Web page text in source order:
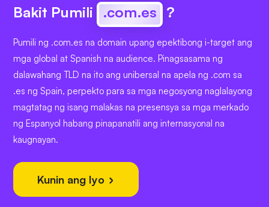
Bakit Pumili .com.es ?
Pumili ng .com.es na domain upang epektibong i-target ang
mga global at Spanish na audience. Pinagsasama ng
dalawahang TLD na ito ang unibersal na apela ng .com sa
.es ng Spain, perpekto para sa mga negosyong naglalayong
magtatag ng isang malakas na presensya sa mga merkado
ng Espanyol habang pinapanatili ang internasyonal na
kaugnayan.
Kunin ang Iyo